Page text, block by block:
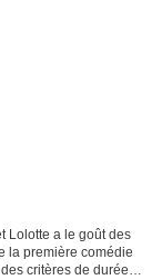
Lolotte a le goût des
la première comédie
critères de durée